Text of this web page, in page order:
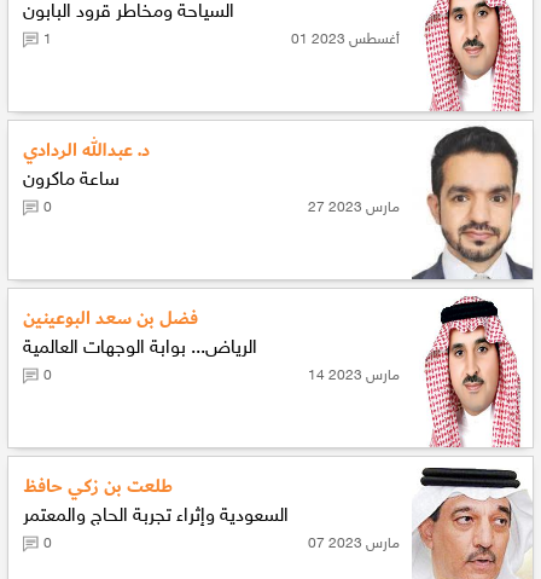
السياحة ومخاطر قرود البابون
01 أغسطس 2023 1
د. عبدالله الردادي
ساعة ماكرون
27 مارس 2023 0
فضل بن سعد البوعينين
الرياض... بوابة الوجهات العالمية
14 مارس 2023 0
طلعت بن زكي حافظ
السعودية وإثراء تجربة الحاج والمعتمر
07 مارس 2023 0